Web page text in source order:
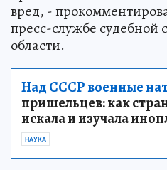
вред, -
пресс-службе судебной
области.
Над СССР военные
пришельцев: как
искала и изучала
НАУКА